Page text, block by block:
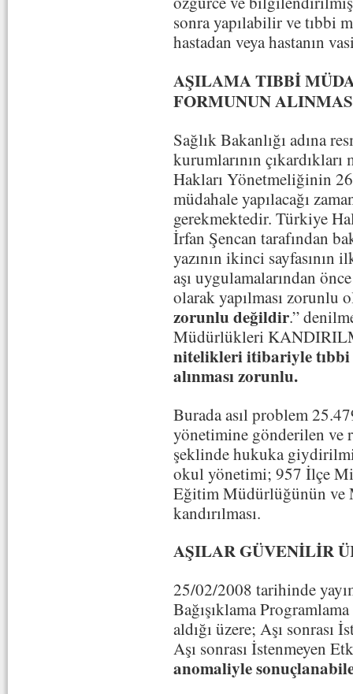
sonra yapılabilir ve tıbbi
hastadan veya hastanın
AŞILAMA TIBBİ
FORMUNUN
Sağlık Bakanlığı adına
kurumlarının
Hakları Yönetmeliğinin
müdahale yapılacağı
gerekmektedir. Türkiye
İrfan Şencan tarafından
yazının ikinci sayfasının
aşı uygulamalarından
olarak yapılması zorunlu
zorunlu değildir.”
Müdürlükleri
nitelikleri itibariyle tıbbi
alınması zorunlu.
Burada asıl problem
yönetimine gönderilen ve
şeklinde hukuka
okul yönetimi; 957 İlçe
Eğitim Müdürlüğünün ve
kandırılması.
AŞILAR GÜVENİLİR
25/02/2008 tarihinde
Bağışıklama
aldığı üzere; Aşı
Aşı sonrası İstenmeyen
anomaliyle